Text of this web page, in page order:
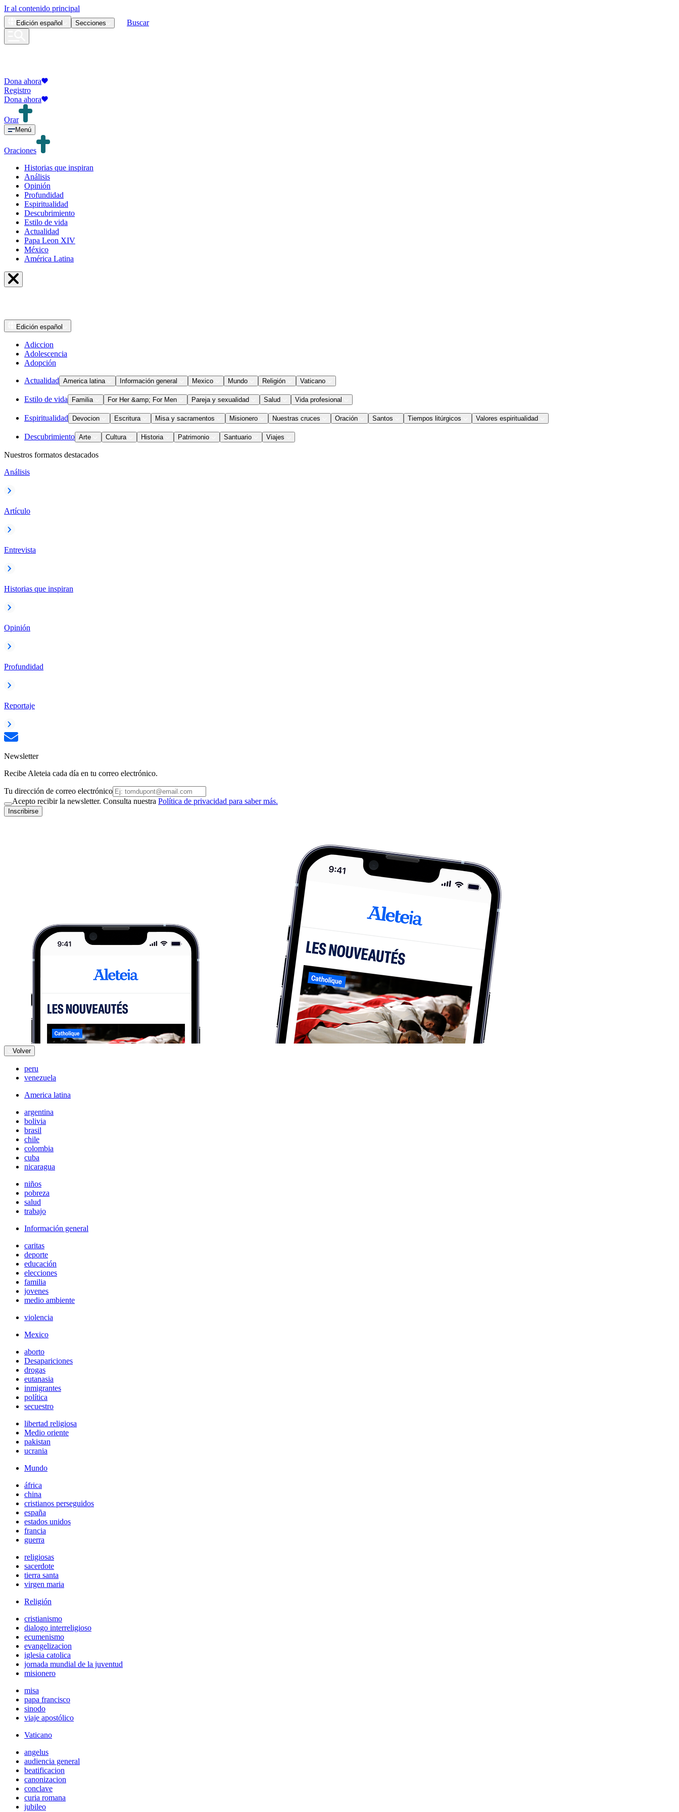
Ir al contenido principal
Edición español Secciones Buscar
Dona ahora
Registro
Dona ahora
Orar
Menú
Oraciones
Historias que inspiran
Análisis
Opinión
Profundidad
Espiritualidad
Descubrimiento
Estilo de vida
Actualidad
Papa Leon XIV
México
América Latina
Edición español
Adiccion
Adolescencia
Adopción
Actualidad America latina Información general Mexico Mundo Religión Vaticano
Estilo de vida Familia For Her &amp; For Men Pareja y sexualidad Salud Vida profesional
Espiritualidad Devocion Escritura Misa y sacramentos Misionero Nuestras cruces Oración Santos Tiempos litúrgicos Valores espiritualidad
Descubrimiento Arte Cultura Historia Patrimonio Santuario Viajes
Nuestros formatos destacados
Análisis
Artículo
Entrevista
Historias que inspiran
Opinión
Profundidad
Reportaje
Newsletter
Recibe Aleteia cada día en tu correo electrónico.
Tu dirección de correo electrónico
Acepto recibir la newsletter. Consulta nuestra Política de privacidad para saber más.
Inscribirse
Volver
peru
venezuela
America latina
argentina
bolivia
brasil
chile
colombia
cuba
nicaragua
niños
pobreza
salud
trabajo
Información general
caritas
deporte
educación
elecciones
familia
jovenes
medio ambiente
violencia
Mexico
aborto
Desapariciones
drogas
eutanasia
inmigrantes
política
secuestro
libertad religiosa
Medio oriente
pakistan
ucrania
Mundo
áfrica
china
cristianos perseguidos
españa
estados unidos
francia
guerra
religiosas
sacerdote
tierra santa
virgen maria
Religión
cristianismo
dialogo interreligioso
ecumenismo
evangelizacion
iglesia catolica
jornada mundial de la juventud
misionero
misa
papa francisco
sinodo
viaje apostólico
Vaticano
angelus
audiencia general
beatificacion
canonizacion
conclave
curia romana
jubileo